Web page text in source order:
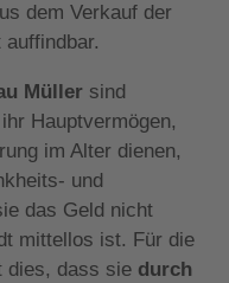
dem Verkauf der
Müller sind
Hauptvermögen,
im Alter dienen,
und
das Geld nicht
mittellos ist. Für die
dies, dass sie durch